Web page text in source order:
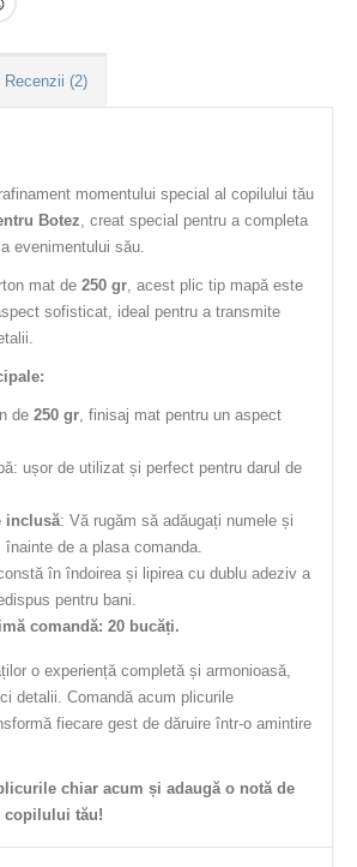
Recenzii (2)
momentului special al copilului tău
Botez, creat special pentru a completa
evenimentului său.
mat de 250 gr, acest plic tip mapă este
sofisticat, ideal pentru a transmite
de 250 gr, finisaj mat pentru un aspect
ușor de utilizat și perfect pentru darul de
inclusă: Vă rugăm să adăugați numele și
înainte de a plasa comanda.
în îndoirea și lipirea cu dublu adeziv a
pentru bani.
comandă: 20 bucăți.
o experiență completă și armonioasă,
detalii. Comandă acum plicurile
fiecare gest de dăruire într-o amintire
chiar acum și adaugă o notă de
copilului tău!